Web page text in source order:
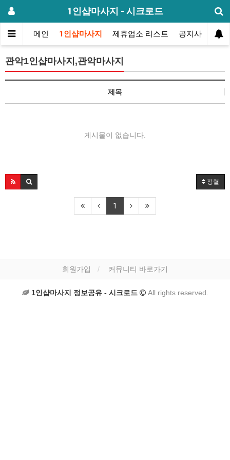
1인샵마사지 - 시크로드
메인 1인샵마사지 제휴업소 리스트 공지사항 방
관악1인샵마사지,관악마사지
제목
게시물이 없습니다.
정렬
1
회원가입 커뮤니티 바로가기
1인샵마사지 정보공유 - 시크로드 All rights reserved.